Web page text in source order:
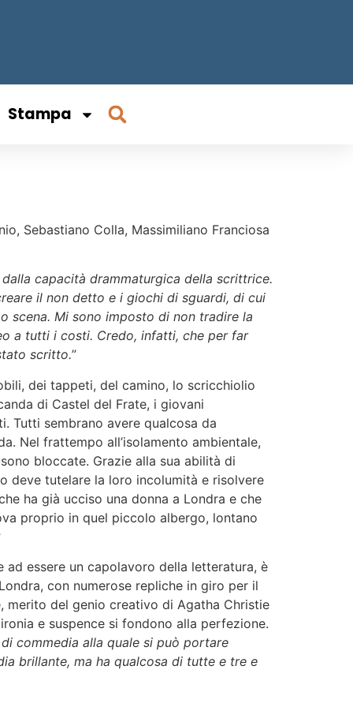
Stampa
Sebastiano Colla, Massimiliano Franciosa
capacità drammaturgica della scrittrice.
il non detto e i giochi di sguardi, di cui
scena. Mi sono imposto di non tradire la
a tutti i costi. Credo, infatti, che per far
scritto.”
dei tappeti, del camino, lo scricchiolio
di Castel del Frate, i giovani
Tutti sembrano avere qualcosa da
Nel frattempo all’isolamento ambientale,
bloccate. Grazie alla sua abilità di
deve tutelare la loro incolumità e risolvere
ha già ucciso una donna a Londra e che
proprio in quel piccolo albergo, lontano
ad essere un capolavoro della letteratura, è
con numerose repliche in giro per il
merito del genio creativo di Agatha Christie
e suspence si fondono alla perfezione.
commedia alla quale si può portare
brillante, ma ha qualcosa di tutte e tre e